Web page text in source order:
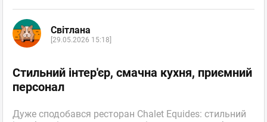
Світлана
[29.05.2026 15:18]
Стильний інтер'єр, смачна кухня, приємний
персонал
Дуже сподобався ресторан Chalet Equides: стильний